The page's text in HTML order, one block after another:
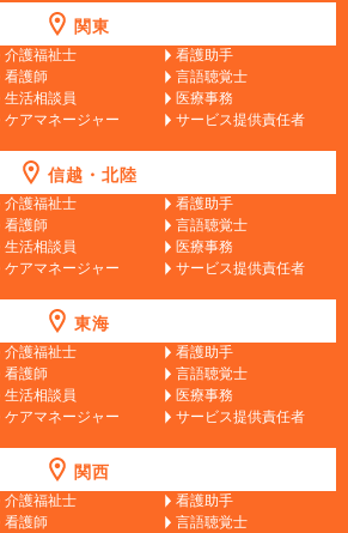
関東
介護福祉士
看護助手
看護師
言語聴覚士
生活相談員
医療事務
ケアマネージャー サービス提供責任者
信越・北陸
介護福祉士
看護助手
看護師
言語聴覚士
生活相談員
医療事務
ケアマネージャー サービス提供責任者
東海
介護福祉士
看護助手
看護師
言語聴覚士
生活相談員
医療事務
ケアマネージャー サービス提供責任者
関西
介護福祉士
看護助手
看護師
言語聴覚士